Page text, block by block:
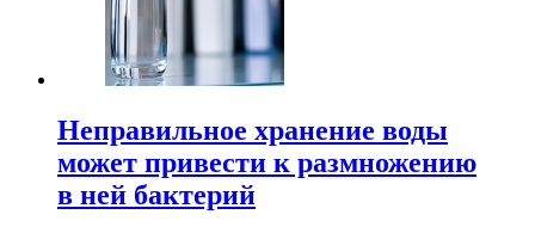
Неправильное хранение воды
может привести к размножению
в ней бактерий